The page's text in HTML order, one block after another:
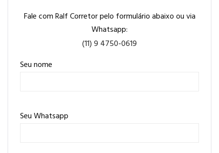
Fale com Ralf Corretor pelo formulário abaixo ou via
Whatsapp:
(11) 9 4750-0619
Seu nome
Seu Whatsapp